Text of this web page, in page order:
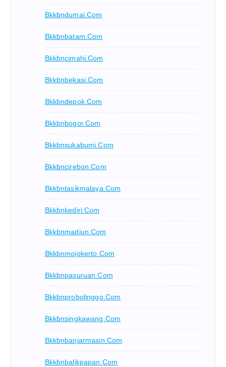
Bkkbndumai.com
Bkkbnbatam.com
Bkkbncimahi.com
Bkkbnbekasi.com
Bkkbndepok.com
Bkkbnbogor.com
Bkkbnsukabumi.com
Bkkbncirebon.com
Bkkbntasikmalaya.com
Bkkbnkediri.com
Bkkbnmadiun.com
Bkkbnmojokerto.com
Bkkbnpasuruan.com
Bkkbnprobolinggo.com
Bkkbnsingkawang.com
Bkkbnbanjarmasin.com
Bkkbnbalikpapan.com